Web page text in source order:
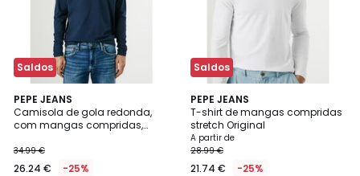
Saldos
PEPE JEANS
Camisola de gola redonda,
com mangas compridas,
34.99 €
26.24 € -25%
4,7
/ 5
Saldos
PEPE JEANS
T-shirt de mangas compridas
stretch Original
A partir de
28.99 €
21.74 € -25%
4,8
/ 5
3
Cores